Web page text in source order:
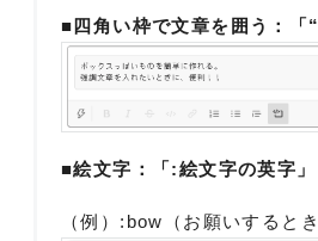
■四角い枠で文章を囲う：「
■絵文字：「:絵文字の英字」
（例）:bow（お願いするとき